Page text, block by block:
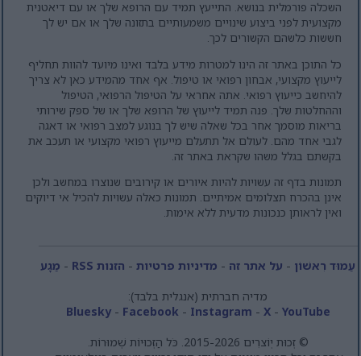
השכלה פורמלית בנושא. התייעץ תמיד עם הרופא שלך או עם דיאטנית
מקצועית לפני ביצוע שינויים משמעותיים בתזונה שלך או אם יש לך
חששות כלשהם הקשורים לכך.
כל התוכן באתר זה הינו למטרות מידע בלבד ואינו מיועד להוות תחליף
לייעוץ מקצועי, אבחון רפואי או טיפול. אף אחד מהמידע כאן לא צריך
להיחשב כייעוץ רפואי. אתה אחראי על הטיפול הרפואי, הטיפול
וההחלטות שלך. פנה תמיד לייעוץ של הרופא שלך או של ספק שירותי
בריאות מוסמך אחר בכל שאלה שיש לך בנוגע למצב רפואי או דאגה
לגבי אחד מהם. לעולם אל תתעלם מייעוץ רפואי מקצועי או תעכב את
בקשתם בגלל משהו שקראת באתר זה.
תמונות בדף זה עשויות להיות איורים או קירובים שנוצרו במחשב ולכן
אינן בהכרח תצלומים אמיתיים. תמונות כאלה עשויות להכיל אי דיוקים
ואין לראותן כנכונות מדעית ללא אימות.
עַמוּד רִאשׁוֹן - על אתר זה - מדיניות פרטיות- הזנות RSS - מַגָע
מדיה חברתית (אנגלית בלבד):
Bluesky- Facebook - Instagram - X- YouTube
© זְכוּת יְוֹצרִים 2015-2026. כֹּל הַזְכוּיוֹת שְׁמוּרוֹת.